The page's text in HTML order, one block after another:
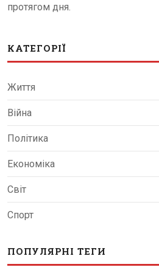
протягом дня.
КАТЕГОРІЇ
Життя
Війна
Політика
Економіка
Світ
Спорт
ПОПУЛЯРНІ ТЕГИ